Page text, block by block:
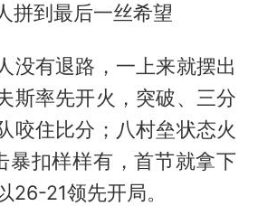
拼到最后一丝希望
没有退路，一上来就摆出
斯率先开火，突破、三分
咬住比分；八村垒状态火
暴扣样样有，首节就拿下
26-21领先开局。